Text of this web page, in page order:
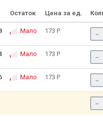
Остаток Цена за ед.
Мало 173 Р -
Мало 173 Р -
Мало 173 Р -
-